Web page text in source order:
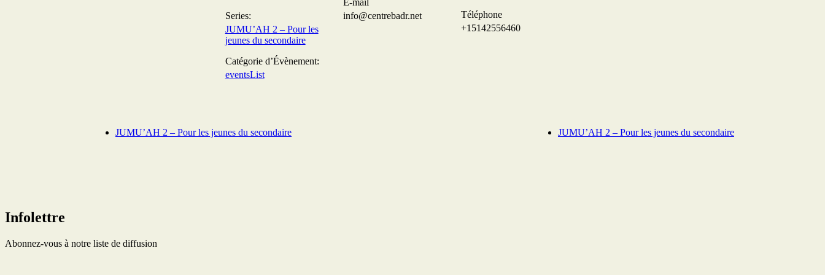
Series:
JUMU’AH 2 – Pour les
jeunes du secondaire
Catégorie d’Évènement:
eventsList
info@centrebadr.net
Téléphone
+15142556460
JUMU’AH 2 – Pour les jeunes du secondaire JUMU’AH 2 – Pour les jeunes du secondaire
Infolettre
Abonnez-vous à notre liste de diffusion